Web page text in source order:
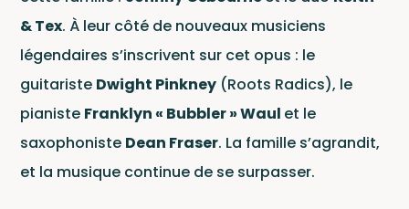
Le
& Tex. À leur côté de nouveaux musiciens
légendaires s’inscrivent sur cet opus : le
guitariste Dwight Pinkney (Roots Radics), le
pianiste Franklyn « Bubbler » Waul et le
saxophoniste Dean Fraser. La famille s’agrandit,
et la musique continue de se surpasser.
Conditions d'utilisation.